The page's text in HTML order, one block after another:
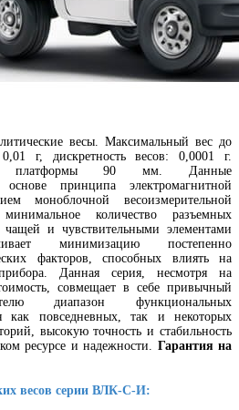
весы. Максимальный вес до
г, дискретность весов: 0,0001 г.
платформы 90 мм. Данные
принципа электромагнитной
моноблочной весоизмерительной
количество разъемных
и чувствительными элементами
минимизацию постепенно
факторов, способных влиять на
Данная серия, несмотря на
совмещает в себе привычный
диапазон функциональных
как повседневных, так и некоторых
высокую точность и стабильность
ресурсе и надежности. Гарантия на
весов серии ВЛК-С-И: